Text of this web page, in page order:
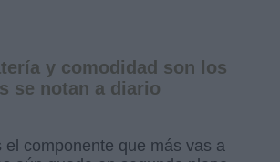
y comodidad son los
se notan a diario
el componente que más vas a